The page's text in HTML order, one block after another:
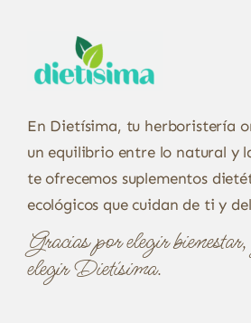
En Dietísima, tu herboristería
un equilibrio entre lo natural y
te ofrecemos suplementos
ecológicos que cuidan de ti y
Gracias por elegir
elegir Dietísima.